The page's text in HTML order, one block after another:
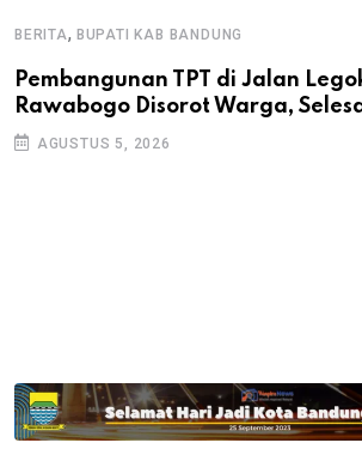
BERITA, BUPATI KAB BANDUNG
Pembangunan TPT di Jalan
Rawabogo Disorot Warga,
AGUSTUS 5, 2026